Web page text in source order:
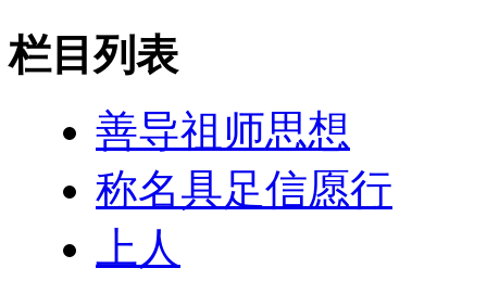
栏目列表
善导祖师思想
称名具足信愿行
上人